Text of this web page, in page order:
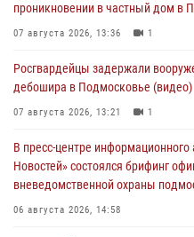
проникновении в частный дом в
07 августа 2026, 13:36 1
Росгвардейцы задержали
дебошира в Подмосковье (видео)
07 августа 2026, 13:21 1
В пресс-центре
Новостей» состоялся брифинг
вневедомственной охраны
06 августа 2026, 14:58